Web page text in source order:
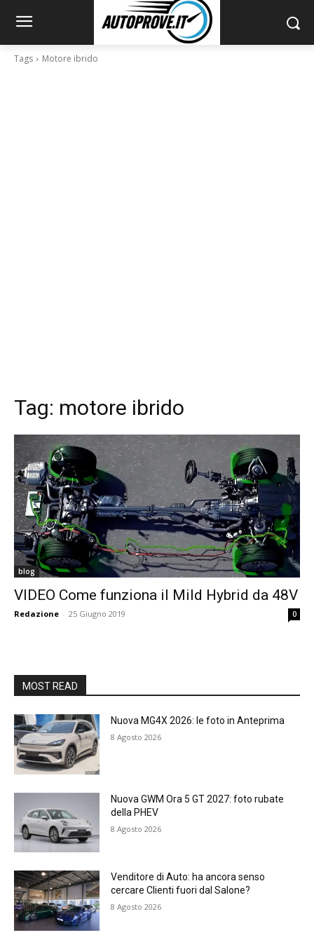
Tags Motore ibrido
Tag: motore ibrido
blog
VIDEO Come funziona il Mild Hybrid da 48V
Redazione - 25 Giugno 2019 0
MOST READ
Nuova MG4X 2026: le foto in Anteprima
8 Agosto 2026
Nuova GWM Ora 5 GT 2027: foto rubate
della PHEV
8 Agosto 2026
Venditore di Auto: ha ancora senso
cercare Clienti fuori dal Salone?
8 Agosto 2026